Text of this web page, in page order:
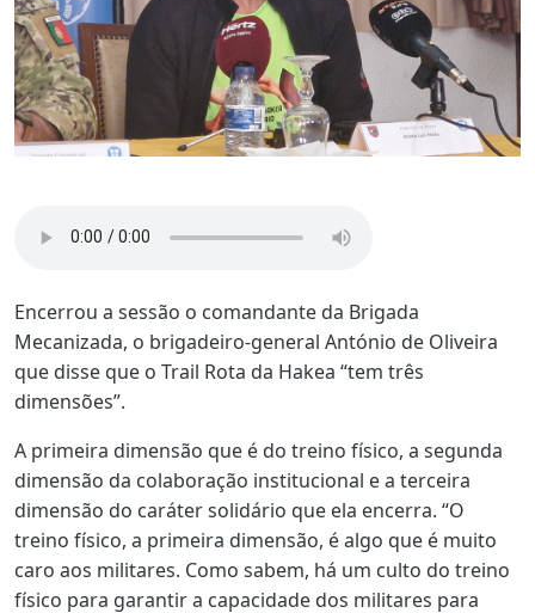
Encerrou a sessão o comandante da Brigada
Mecanizada, o brigadeiro-general António de Oliveira
que disse que o Trail Rota da Hakea “tem três
dimensões”.
A primeira dimensão que é do treino físico, a segunda
dimensão da colaboração institucional e a terceira
dimensão do caráter solidário que ela encerra. “O
treino físico, a primeira dimensão, é algo que é muito
caro aos militares. Como sabem, há um culto do treino
físico para garantir a capacidade dos militares para